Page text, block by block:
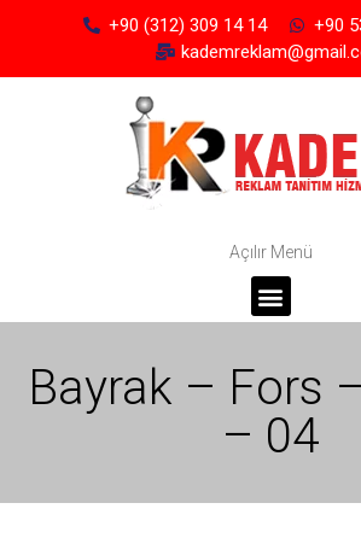
+90 (312) 309 14 14
+90
Açılır Menü
Bayrak – Fors
– 04